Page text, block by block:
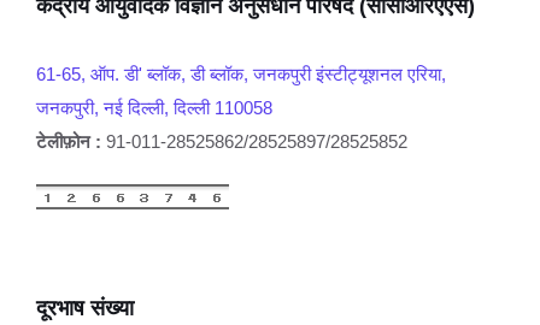
केंद्रीय आयुर्वेदिक विज्ञान अनुसंधान परिषद (सीसीआरएएस)
61-65, ऑप. डी' ब्लॉक, डी ब्लॉक, जनकपुरी इंस्टीट्यूशनल एरिया,
जनकपुरी, नई दिल्ली, दिल्ली 110058
टेलीफ़ोन : 91-011-28525862/28525897/28525852
दूरभाष संख्या